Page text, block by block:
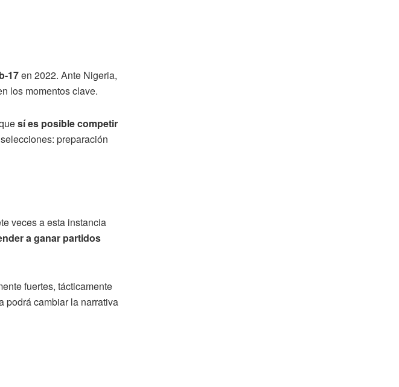
17en 2022. Ante Nigeria,
los momentos clave.
sí es posible competir
preparación
veces a esta instancia
a ganar partidos
fuertes, tácticamente
podrá cambiar la narrativa